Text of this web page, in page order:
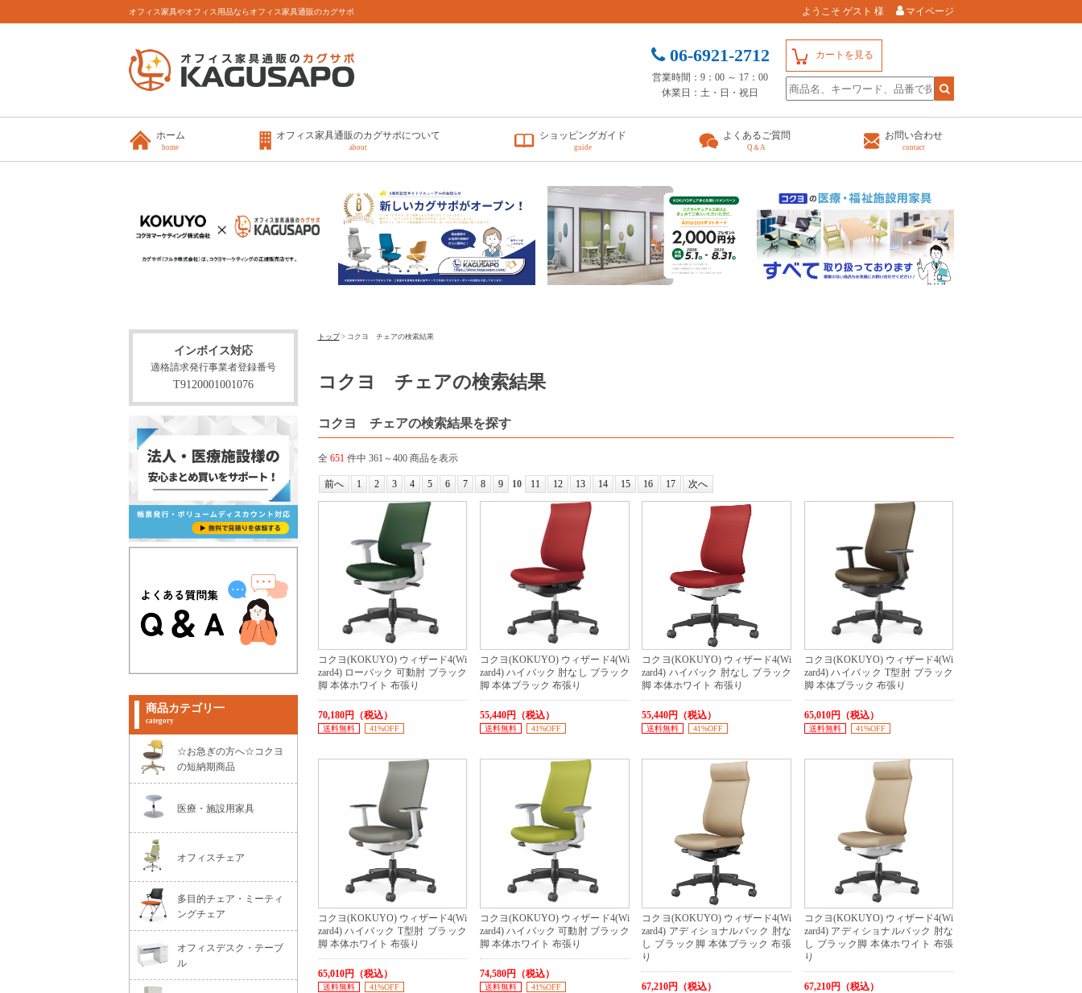
オフィス家具やオフィス用品ならオフィス家具通販のカグサポ ようこそ ゲスト 様 マイページ
カートを見る
06-6921-2712
営業時間：9：00 ～ 17：00
休業日：土・日・祝日
ホーム
home
オフィス家具通販のカグサポについて
about
ショッピングガイド
guide
よくあるご質問
Q＆A
お問い合わせ
contact
トップ> コクヨ チェアの検索結果
コクヨ チェアの検索結果
コクヨ チェアの検索結果を探す
全 651 件中 361～400 商品を表示
前へ 1 2 3 4 5 6 7 8 9 10 11 12 13 14 15 16 17 次へ
コクヨ(KOKUYO) ウィザード4(Wi
zard4) ローバック 可動肘 ブラック
脚 本体ホワイト 布張り
70,180円（税込）
送料無料 41%OFF
コクヨ(KOKUYO) ウィザード4(Wi
zard4) ハイバック 肘なし ブラック
脚 本体ブラック 布張り
55,440円（税込）
送料無料 41%OFF
コクヨ(KOKUYO) ウィザード4(Wi
zard4) ハイバック 肘なし ブラック
脚 本体ホワイト 布張り
55,440円（税込）
送料無料 41%OFF
コクヨ(KOKUYO) ウィザード4(Wi
zard4) ハイバック T型肘 ブラック
脚 本体ブラック 布張り
65,010円（税込）
送料無料 41%OFF
コクヨ(KOKUYO) ウィザード4(Wi
zard4) ハイバック T型肘 ブラック
脚 本体ホワイト 布張り
65,010円（税込）
送料無料 41%OFF
コクヨ(KOKUYO) ウィザード4(Wi
zard4) ハイバック 可動肘 ブラック
脚 本体ホワイト 布張り
74,580円（税込）
送料無料 41%OFF
コクヨ(KOKUYO) ウィザード4(Wi
zard4) アディショナルバック 肘な
し ブラック脚 本体ブラック 布張
り
67,210円（税込）
コクヨ(KOKUYO) ウィザード4(Wi
zard4) アディショナルバック 肘な
し ブラック脚 本体ホワイト 布張
り
67,210円（税込）
インボイス対応
適格請求発行事業者登録番号
T9120001001076
商品カテゴリ一
category
☆お急ぎの方へ☆コクヨ
の短納期商品
医療・施設用家具
オフィスチェア
多目的チェア・ミーティ
ングチェア
オフィスデスク・テーブ
ル